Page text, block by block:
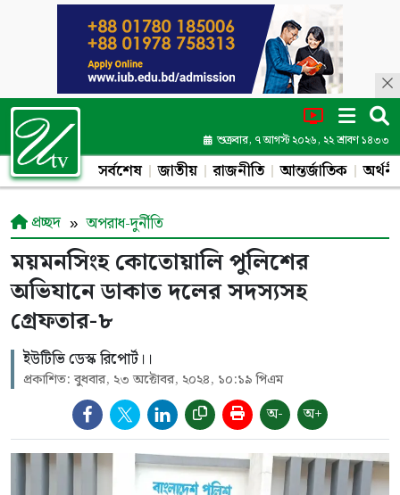
শুক্রবার, ৭ আগস্ট ২০২৬, ২২ শ্রাবণ ১৪৩৩
সর্বশেষ জাতীয় রাজনীতি আন্তর্জাতিক
প্রচ্ছদ অপরাধ-দুর্নীতি
ময়মনসিংহ কোতোয়ালি পুলিশের
অভিযানে ডাকাত দলের সদস্যসহ
গ্রেফতার-৮
ইউটিভি ডেস্ক রিপোর্ট।।
প্রকাশিত: বুধবার, ২৩ অক্টোবর, ২০২৪, ১০:১৯ পিএম
অ- অ+